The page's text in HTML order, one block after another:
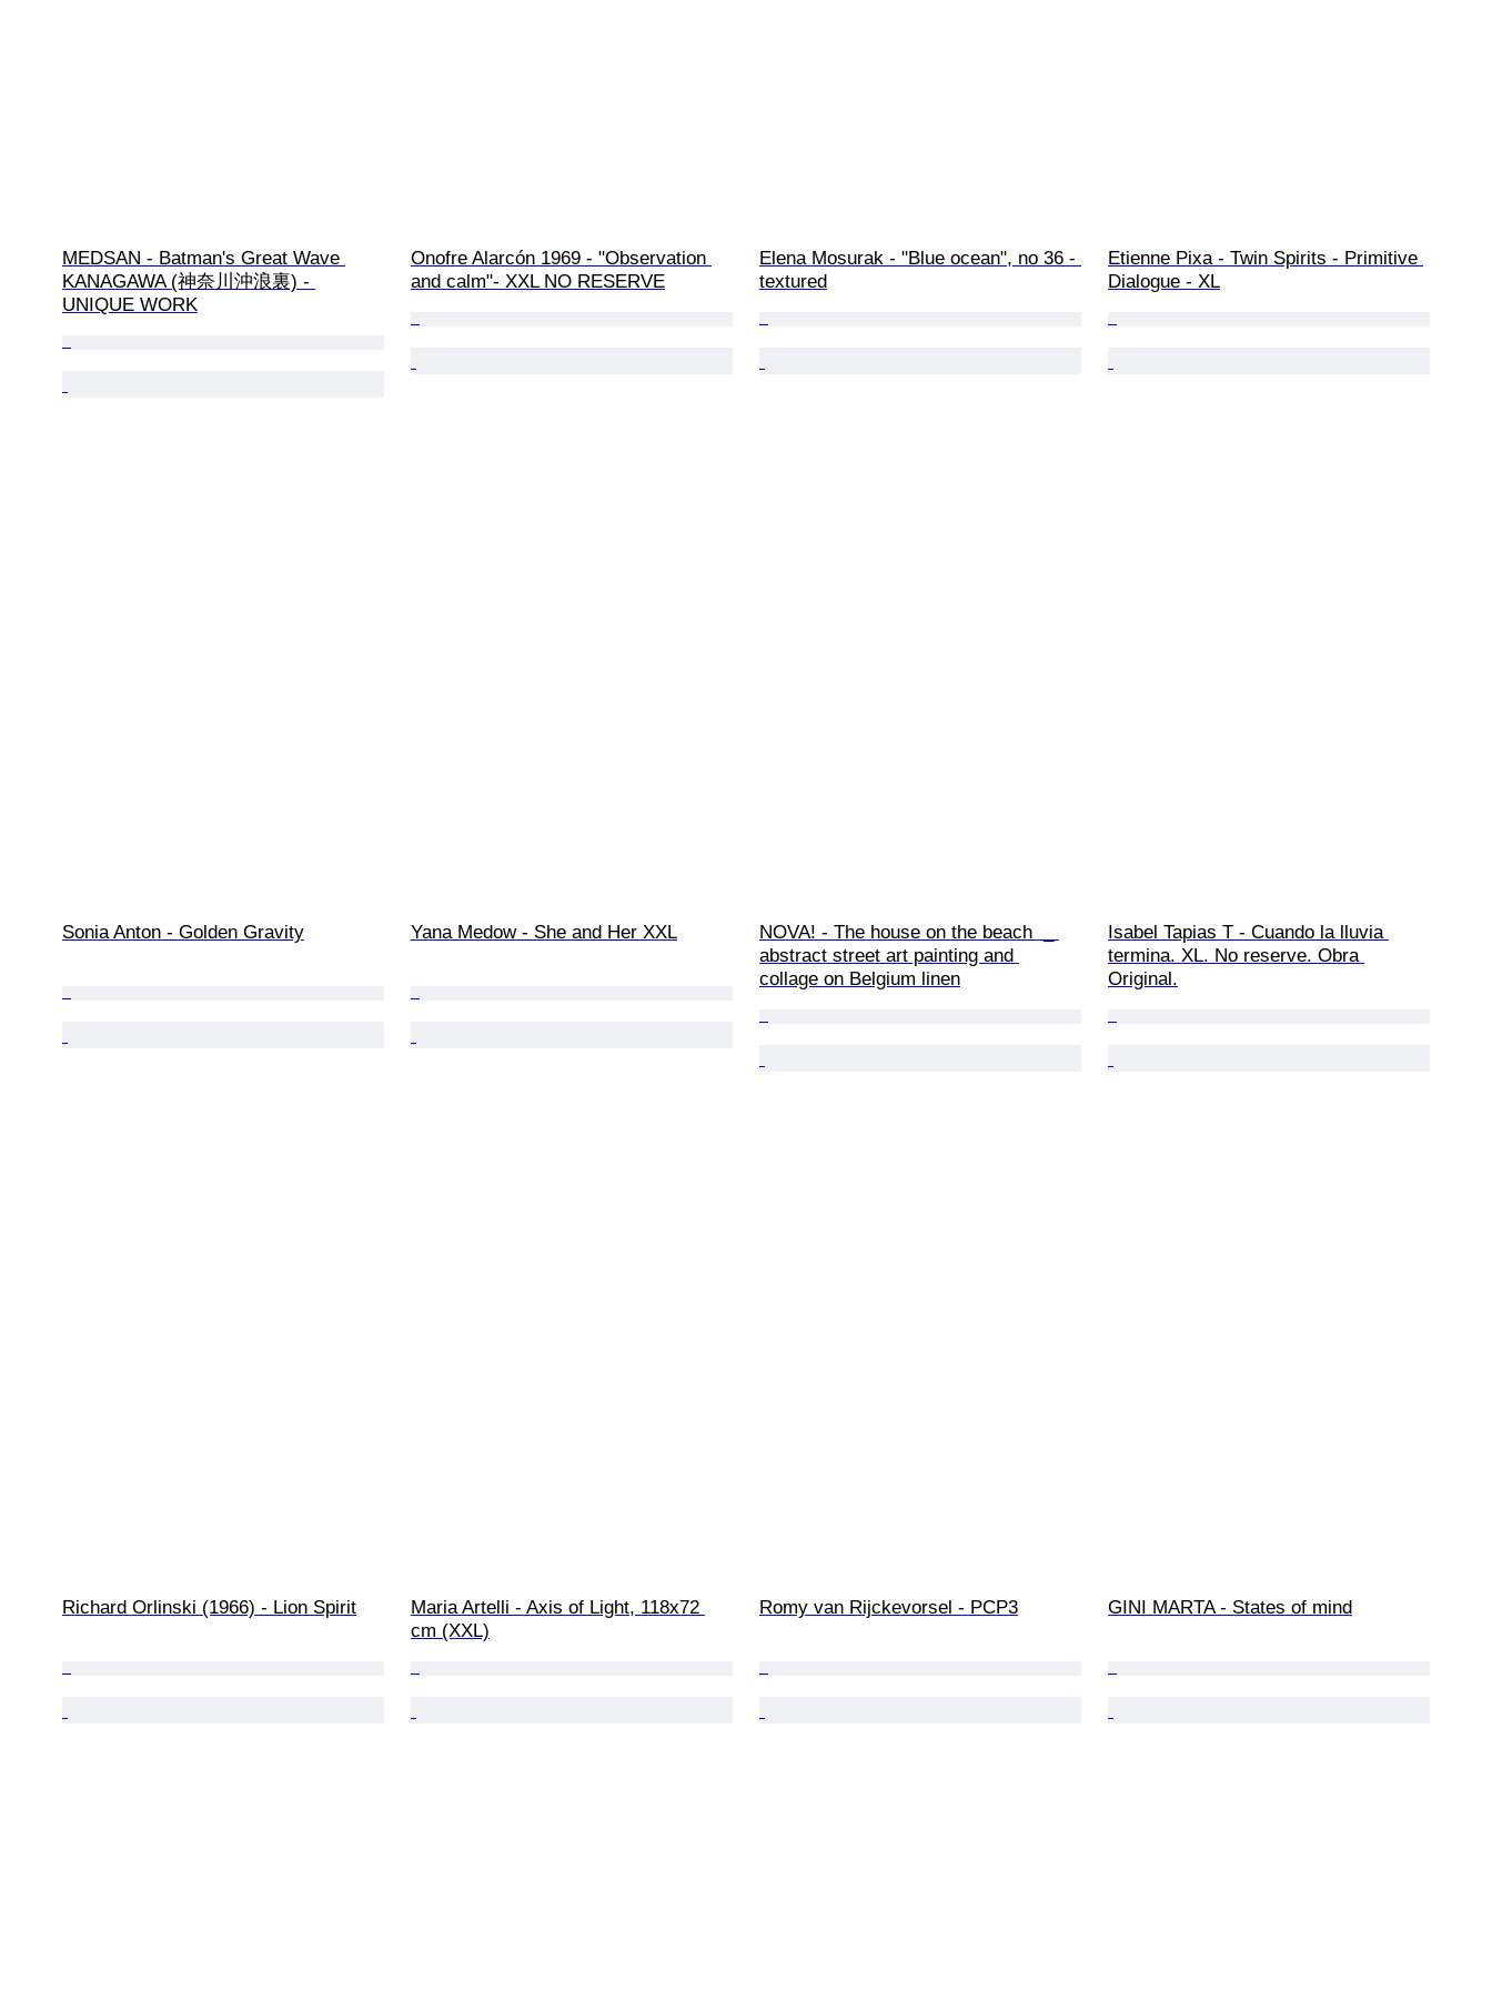
MEDSAN - Batman's Great Wave
KANAGAWA (神奈川沖浪裏) -
UNIQUE WORK
Onofre Alarcón 1969 - "Observation
and calm"- XXL NO RESERVE
Elena Mosurak - "Blue ocean", no 36 -
textured
Etienne Pixa - Twin Spirits - Primitive
Dialogue - XL
Sonia Anton - Golden Gravity Yana Medow - She and Her XXL
NOVA! - The house on the beach  _
abstract street art painting and
collage on Belgium linen
Isabel Tapias T - Cuando la lluvia
termina. XL. No reserve. Obra
Original.
Richard Orlinski (1966) - Lion Spirit
Maria Artelli - Axis of Light, 118х72
cm (XXL)
Romy van Rijckevorsel - PCP3 GINI MARTA - States of mind